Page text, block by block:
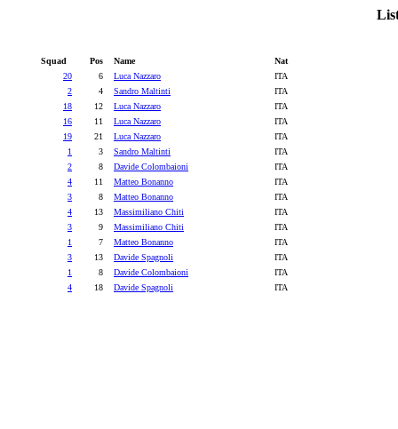
Squad Pos Name
Nat
20
6 Luca Nazzaro
ITA
2
4 Sandro Maltinti
ITA
18
12 Luca Nazzaro
ITA
16
11 Luca Nazzaro
ITA
19
21 Luca Nazzaro
ITA
1
3 Sandro Maltinti
ITA
2
8 Davide Colombaioni
ITA
4
11 Matteo Bonanno
ITA
3
8 Matteo Bonanno
ITA
4
13 Massimiliano Chiti
ITA
3
9 Massimiliano Chiti
ITA
1
7 Matteo Bonanno
ITA
3
13 Davide Spagnoli
ITA
1
8 Davide Colombaioni
ITA
4
18 Davide Spagnoli ITA